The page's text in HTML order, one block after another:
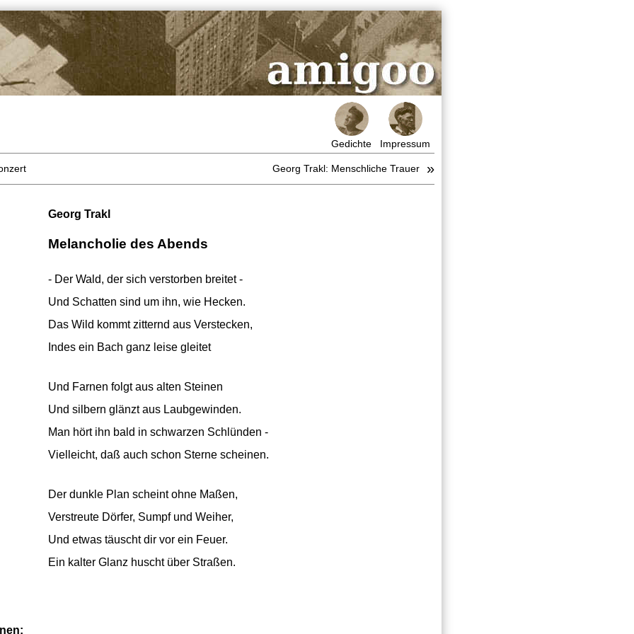
Gedichte Impressum
Georg Trakl: Menschliche Trauer »
Georg Trakl
Melancholie des Abends
- Der Wald, der sich verstorben breitet -
Und Schatten sind um ihn, wie Hecken.
Das Wild kommt zitternd aus Verstecken,
Indes ein Bach ganz leise gleitet
Und Farnen folgt aus alten Steinen
Und silbern glänzt aus Laubgewinden.
Man hört ihn bald in schwarzen Schlünden -
Vielleicht, daß auch schon Sterne scheinen.
Der dunkle Plan scheint ohne Maßen,
Verstreute Dörfer, Sumpf und Weiher,
Und etwas täuscht dir vor ein Feuer.
Ein kalter Glanz huscht über Straßen.